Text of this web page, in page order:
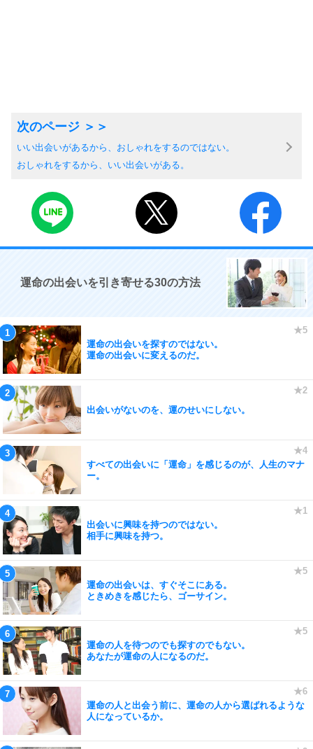
いい出会いがあるから、おしゃれをするのではない。
おしゃれをするから、いい出会いがある。
運命の出会いを引き寄せる30の方法
運命の出会いを探すのではない。
運命の出会いに変えるのだ。
出会いがないのを、運のせいにしない。
すべての出会いに「運命」を感じるのが、人生のマナ
ー。
出会いに興味を持つのではない。
相手に興味を持つ。
運命の出会いは、すぐそこにある。
ときめきを感じたら、ゴーサイン。
運命の人を待つのでも探すのでもない。
あなたが運命の人になるのだ。
運命の人と出会う前に、運命の人から選ばれるような
人になっているか。